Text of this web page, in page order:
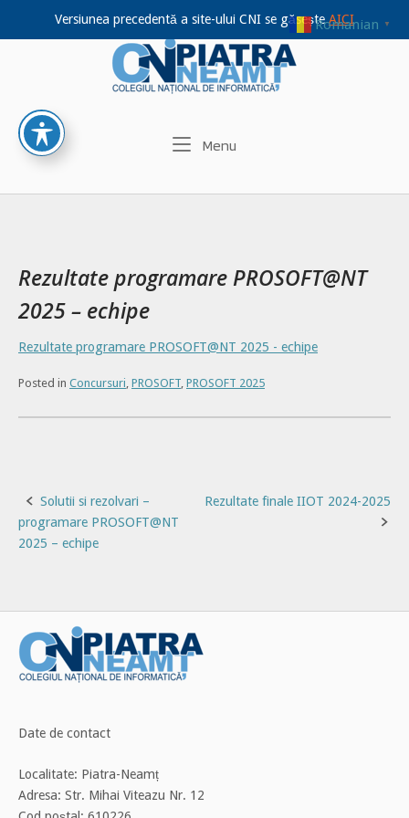
Versiunea precedentă a site-ului CNI se găseșteAICI
Home
Menu
Rezultate programare PROSOFT@NT
2025 – echipe
Rezultate programare PROSOFT@NT 2025 - echipe
Posted in Concursuri, PROSOFT, PROSOFT 2025
Post
navigation
Solutii si rezolvari –
programare PROSOFT@NT
2025 – echipe
Rezultate finale IIOT 2024-2025
Date de contact
Localitate: Piatra-Neamț
Adresa: Str. Mihai Viteazu Nr. 12
Romanian ▼